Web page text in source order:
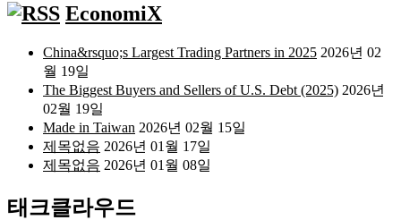
EconomiX
China&rsquo;s Largest Trading Partners in 2025 2026년 02
월 19일
The Biggest Buyers and Sellers of U.S. Debt (2025) 2026년
02월 19일
Made in Taiwan 2026년 02월 15일
제목없음 2026년 01월 17일
제목없음 2026년 01월 08일
태크클라우드